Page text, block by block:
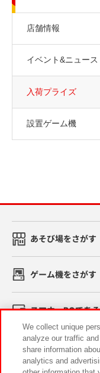
店舗情報
イベント&ニュース
入荷プライズ
設置ゲーム機
あそび場をさがす
ゲーム機をさがす
スマホ・PCであ
イベント・キャン
We collect unique
analyze our traffic
share information
analytics and